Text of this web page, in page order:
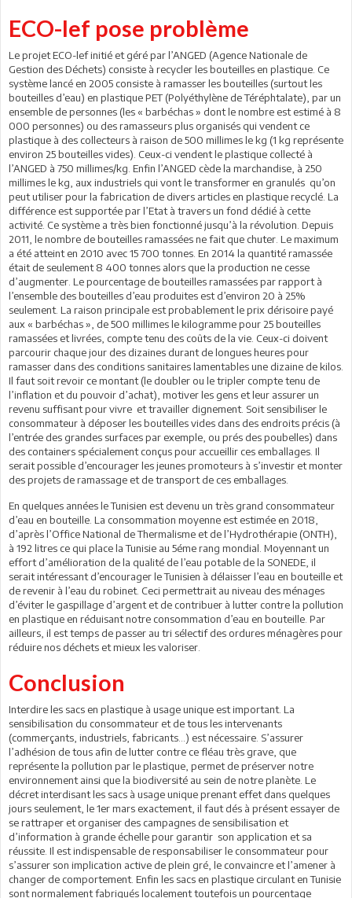
ECO-lef pose problème
Le projet ECO-lef initié et géré par l’ANGED (Agence Nationale de
Gestion des Déchets) consiste à recycler les bouteilles en plastique. Ce
système lancé en 2005 consiste à ramasser les bouteilles (surtout les
bouteilles d’eau) en plastique PET (Polyéthylène de Téréphtalate), par un
ensemble de personnes (les « barbéchas » dont le nombre est estimé à 8
000 personnes) ou des ramasseurs plus organisés qui vendent ce
plastique à des collecteurs à raison de 500 millimes le kg (1 kg représente
environ 25 bouteilles vides). Ceux-ci vendent le plastique collecté à
l’ANGED à 750 millimes/kg. Enfin l’ANGED cède la marchandise, à 250
millimes le kg, aux industriels qui vont le transformer en granulés qu’on
peut utiliser pour la fabrication de divers articles en plastique recyclé. La
différence est supportée par l’Etat à travers un fond dédié à cette
activité. Ce système a très bien fonctionné jusqu’à la révolution. Depuis
2011, le nombre de bouteilles ramassées ne fait que chuter. Le maximum
a été atteint en 2010 avec 15 700 tonnes. En 2014 la quantité ramassée
était de seulement 8 400 tonnes alors que la production ne cesse
d’augmenter. Le pourcentage de bouteilles ramassées par rapport à
l’ensemble des bouteilles d’eau produites est d’environ 20 à 25%
seulement. La raison principale est probablement le prix dérisoire payé
aux « barbéchas », de 500 millimes le kilogramme pour 25 bouteilles
ramassées et livrées, compte tenu des coûts de la vie. Ceux-ci doivent
parcourir chaque jour des dizaines durant de longues heures pour
ramasser dans des conditions sanitaires lamentables une dizaine de kilos.
Il faut soit revoir ce montant (le doubler ou le tripler compte tenu de
l’inflation et du pouvoir d’achat), motiver les gens et leur assurer un
revenu suffisant pour vivre et travailler dignement. Soit sensibiliser le
consommateur à déposer les bouteilles vides dans des endroits précis (à
l’entrée des grandes surfaces par exemple, ou prés des poubelles) dans
des containers spécialement conçus pour accueillir ces emballages. Il
serait possible d’encourager les jeunes promoteurs à s’investir et monter
des projets de ramassage et de transport de ces emballages.
En quelques années le Tunisien est devenu un très grand consommateur
d’eau en bouteille. La consommation moyenne est estimée en 2018,
d’après l’Office National de Thermalisme et de l’Hydrothérapie (ONTH),
à 192 litres ce qui place la Tunisie au 5éme rang mondial. Moyennant un
effort d’amélioration de la qualité de l’eau potable de la SONEDE, il
serait intéressant d’encourager le Tunisien à délaisser l’eau en bouteille et
de revenir à l’eau du robinet. Ceci permettrait au niveau des ménages
d’éviter le gaspillage d’argent et de contribuer à lutter contre la pollution
en plastique en réduisant notre consommation d’eau en bouteille. Par
ailleurs, il est temps de passer au tri sélectif des ordures ménagères pour
réduire nos déchets et mieux les valoriser.
Conclusion
Interdire les sacs en plastique à usage unique est important. La
sensibilisation du consommateur et de tous les intervenants
(commerçants, industriels, fabricants…) est nécessaire. S’assurer
l’adhésion de tous afin de lutter contre ce fléau très grave, que
représente la pollution par le plastique, permet de préserver notre
environnement ainsi que la biodiversité au sein de notre planète. Le
décret interdisant les sacs à usage unique prenant effet dans quelques
jours seulement, le 1er mars exactement, il faut dés à présent essayer de
se rattraper et organiser des campagnes de sensibilisation et
d’information à grande échelle pour garantir son application et sa
réussite. Il est indispensable de responsabiliser le consommateur pour
s’assurer son implication active de plein gré, le convaincre et l’amener à
changer de comportement. Enfin les sacs en plastique circulant en Tunisie
sont normalement fabriqués localement toutefois un pourcentage